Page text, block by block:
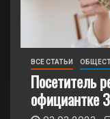
ВСЕ СТАТЬИ
Посетитель
официантке